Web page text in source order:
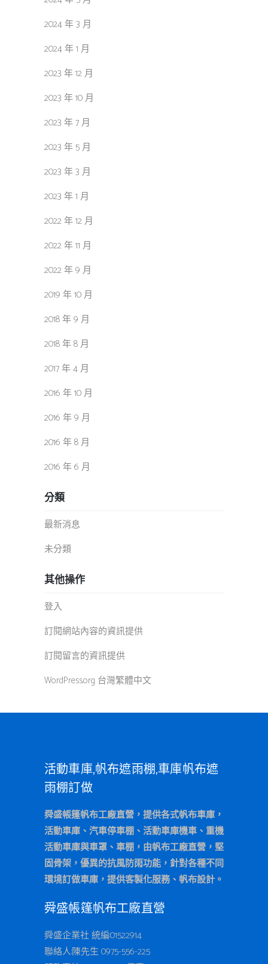
2024 年 3 月
2024 年 1 月
2023 年 12 月
2023 年 10 月
2023 年 7 月
2023 年 5 月
2023 年 3 月
2023 年 1 月
2022 年 12 月
2022 年 11 月
2022 年 9 月
2019 年 10 月
2018 年 9 月
2018 年 8 月
2017 年 4 月
2016 年 10 月
2016 年 9 月
2016 年 8 月
2016 年 6 月
分類
最新消息
未分類
其他操作
登入
訂閱網站內容的資訊提供
訂閱留言的資訊提供
WordPress.org 台灣繁體中文
活動車庫,帆布遮雨棚,車庫帆布遮
雨棚訂做
舜盛帳篷帆布工廠直營，提供各式帆布車庫，
活動車庫、汽車停車棚、活動車庫機車、重機
活動車庫與車罩、車棚，由帆布工廠直營，堅
固骨架，優異的抗風防雨功能，針對各種不同
環境訂做車庫，提供客製化服務、帆布設計。
舜盛帳篷帆布工廠直營
舜盛企業社 統編:01522914
聯絡人:陳先生 0975-556-225